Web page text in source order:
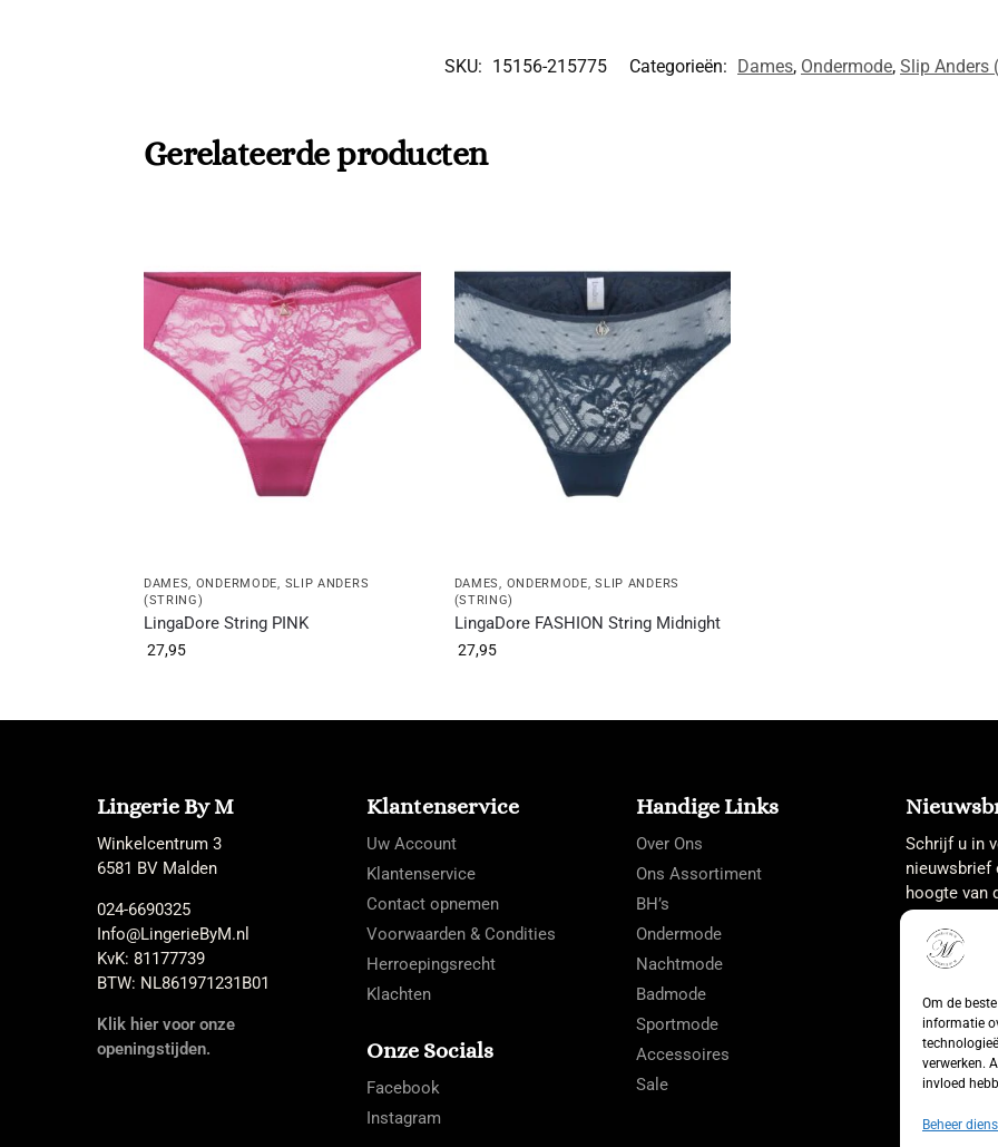
Om de
informatie
verwerken.
invloed
Beheer
SKU: 15156-215775 Categorieën: Dames, Ondermode, Slip Anders
Gerelateerde producten
DAMES, ONDERMODE, SLIP ANDERS
(STRING)
LingaDore String PINK
27,95
DAMES, ONDERMODE,SLIP ANDERS
(STRING)
LingaDore FASHION String Midnight
27,95
Lingerie By M
Winkelcentrum 3
6581 BV Malden
024-6690325
Info@LingerieByM.nl
KvK: 81177739
BTW: NL861971231B01
Klik hier voor onze
openingstijden.
Klantenservice
Uw Account
Klantenservice
Contact opnemen
Voorwaarden & Condities
Herroepingsrecht
Klachten
Onze Socials
Facebook
Instagram
Handige Links
Over Ons
Ons Assortiment
BH’s
Ondermode
Nachtmode
Badmode
Sportmode
Accessoires
Sale
Schrijf u in
nieuwsbrief
hoogte van